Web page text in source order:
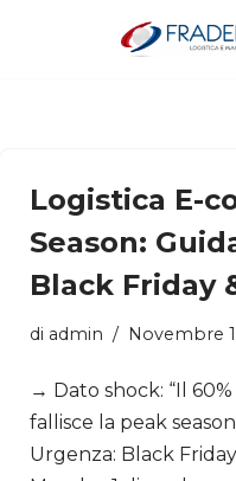
Logistica E-
Season:
Black Friday
di admin Novembre
→ Dato shock: “Il
fallisce la peak
Urgenza: Black